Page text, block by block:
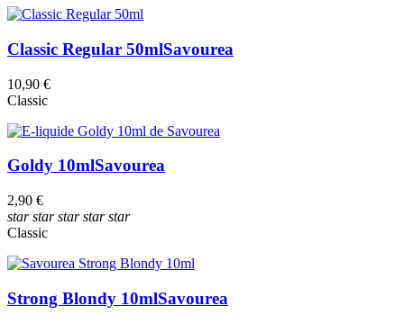
Classic Regular 50mlSavourea
10,90 €
Classic
Goldy 10mlSavourea
2,90 €
starstarstarstarstar
Classic
Strong Blondy 10mlSavourea